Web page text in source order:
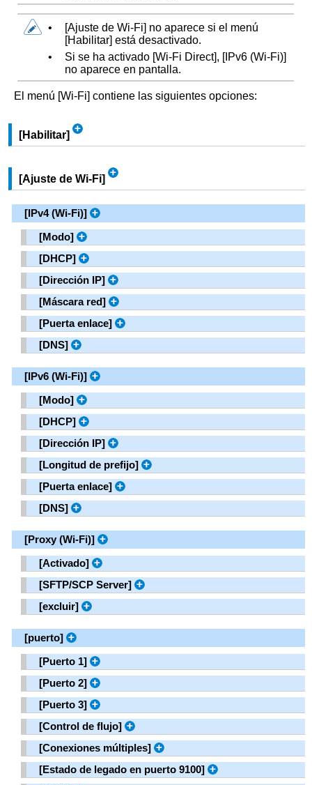
• [Ajuste de Wi-Fi] no aparece si el menú
[Habilitar] está desactivado.
•
Si se ha activado [Wi-Fi Direct], [IPv6 (Wi-Fi)]
no aparece en pantalla.
El menú [Wi-Fi] contiene las siguientes opciones:
[Habilitar]
[Ajuste de Wi-Fi]
[ IPv4 (Wi-Fi)]
[Modo]
[DHCP]
[Dirección IP]
[Máscara red]
[Puerta enlace]
[DNS]
[ IPv6 (Wi-Fi)]
[Modo]
[DHCP]
[Dirección IP]
[Longitud de prefijo]
[Puerta enlace]
[DNS]
[Proxy (Wi-Fi)]
[Activado]
[SFTP/SCP Server]
[excluir]
[puerto]
[Puerto 1]
[Puerto 2]
[Puerto 3]
[Control de flujo]
[Conexiones múltiples]
[Estado de legado en puerto 9100]